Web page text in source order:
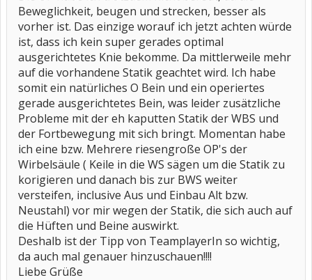
Beweglichkeit, beugen und strecken, besser als
vorher ist. Das einzige worauf ich jetzt achten würde
ist, dass ich kein super gerades optimal
ausgerichtetes Knie bekomme. Da mittlerweile mehr
auf die vorhandene Statik geachtet wird. Ich habe
somit ein natürliches O Bein und ein operiertes
gerade ausgerichtetes Bein, was leider zusätzliche
Probleme mit der eh kaputten Statik der WBS und
der Fortbewegung mit sich bringt. Momentan habe
ich eine bzw. Mehrere riesengroße OP's der
Wirbelsäule ( Keile in die WS sägen um die Statik zu
korigieren und danach bis zur BWS weiter
versteifen, inclusive Aus und Einbau Alt bzw.
Neustahl) vor mir wegen der Statik, die sich auch auf
die Hüften und Beine auswirkt.
Deshalb ist der Tipp von TeamplayerIn so wichtig,
da auch mal genauer hinzuschauen!!!!
Liebe Grüße